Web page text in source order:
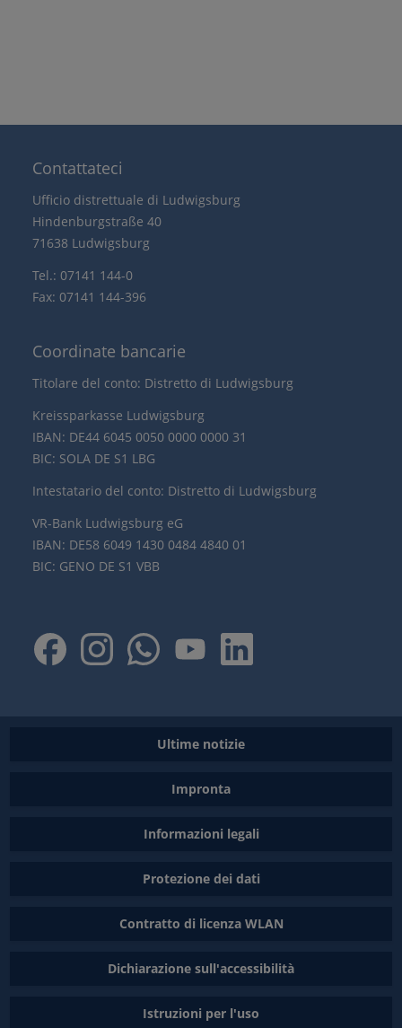
Contattateci
Ufficio distrettuale di Ludwigsburg
Hindenburgstraße 40
71638 Ludwigsburg
Tel.: 07141 144-0
Fax: 07141 144-396
Coordinate bancarie
Titolare del conto: Distretto di Ludwigsburg
Kreissparkasse Ludwigsburg
IBAN: DE44 6045 0050 0000 0000 31
BIC: SOLA DE S1 LBG
Intestatario del conto: Distretto di Ludwigsburg
VR-Bank Ludwigsburg eG
IBAN: DE58 6049 1430 0484 4840 01
BIC: GENO DE S1 VBB
Ultime notizie
Impronta
Informazioni legali
Protezione dei dati
Contratto di licenza WLAN
Dichiarazione sull'accessibilità
Istruzioni per l'uso